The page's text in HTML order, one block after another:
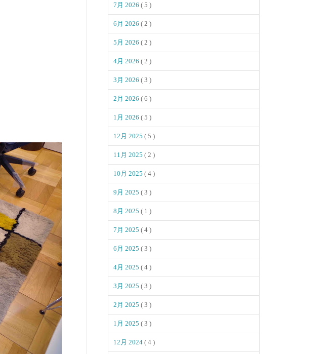
7月 2026 ( 5 )
6月 2026 ( 2 )
5月 2026 ( 2 )
4月 2026 ( 2 )
3月 2026 ( 3 )
2月 2026 ( 6 )
1月 2026 ( 5 )
12月 2025 ( 5 )
11月 2025 ( 2 )
10月 2025 ( 4 )
9月 2025 ( 3 )
8月 2025 ( 1 )
7月 2025 ( 4 )
6月 2025 ( 3 )
4月 2025 ( 4 )
3月 2025 ( 3 )
2月 2025 ( 3 )
1月 2025 ( 3 )
12月 2024 ( 4 )